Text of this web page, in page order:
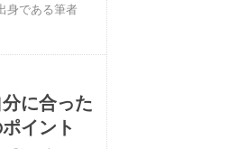
身である筆者
に合った
イント